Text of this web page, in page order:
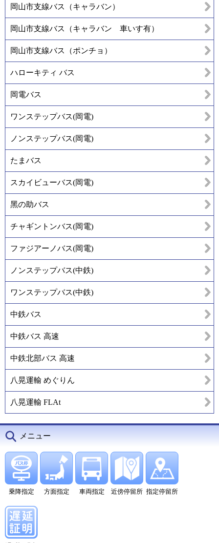
岡山市支線バス（キャラバン）
岡山市支線バス（キャラバン 車いす有）
岡山市支線バス（ポンチョ）
ハローキティ バス
岡電バス
ワンステップバス(岡電)
ノンステップバス(岡電)
たまバス
スカイビューバス(岡電)
黑の助バス
チャギントンバス(岡電)
ファジアーノバス(岡電)
ノンステップバス(中鉄)
ワンステップバス(中鉄)
中鉄バス
中鉄バス 高速
中鉄北部バス 高速
八晃運輸 めぐりん
八晃運輸 FLAt
メニュー
乗降指定 方面指定 車両指定 近傍停留所 指定停留所